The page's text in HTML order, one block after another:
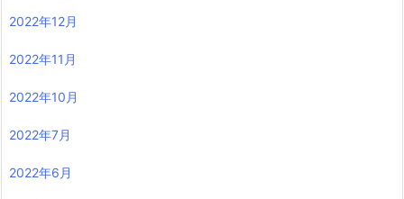
2022年12月
2022年11月
2022年10月
2022年7月
2022年6月